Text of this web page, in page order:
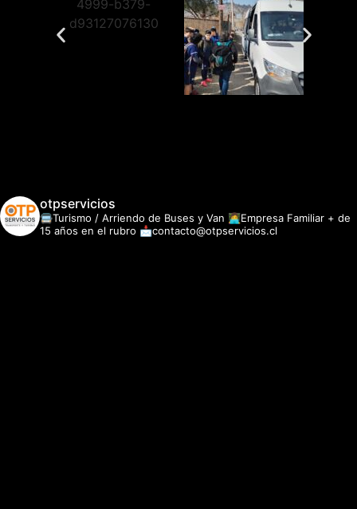
otpservicios
🚍Turismo / Arriendo de Buses y Van 👩‍💻Empresa Familiar + de
15 años en el rubro 📩contacto@otpservicios.cl